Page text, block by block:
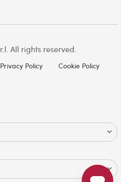
All rights reserved.
Privacy Policy Cookie Policy